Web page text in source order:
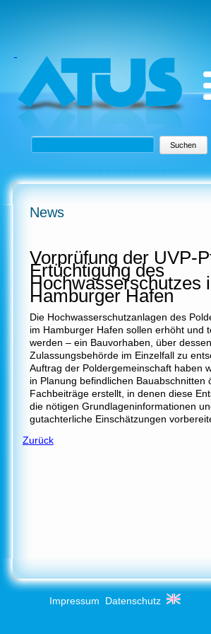
Suchbegriffe Suchen
News
Vorprüfung der UVP-
Ertüchtigung des
Hochwasserschutzes
Hamburger Hafen
Die Hochwasserschutzanlagen des
im Hamburger Hafen sollen erhöht und
werden – ein Bauvorhaben, über
Zulassungsbehörde im Einzelfall zu
Auftrag der Poldergemeinschaft haben
in Planung befindlichen Bauabschnitten
Fachbeiträge erstellt, in denen diese
die nötigen Grundlageninformationen
gutachterliche Einschätzungen
Zurück
Impressum Datenschutz